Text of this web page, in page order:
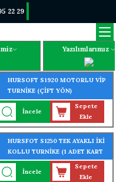
22 29
Yazılımlarımız
HURSOFT S1920 MOTORLU VİP
TURNİKE (ÇİFT YÖN)
İncele
Sepete
Ekle
HURSFOT S1250 TEK AYAKLI İKİ
KOLLU TURNİKE (1 ADET KART
OKUYUCU TURNİKEYE
MONTELİ)
İncele
Sepete
Ekle